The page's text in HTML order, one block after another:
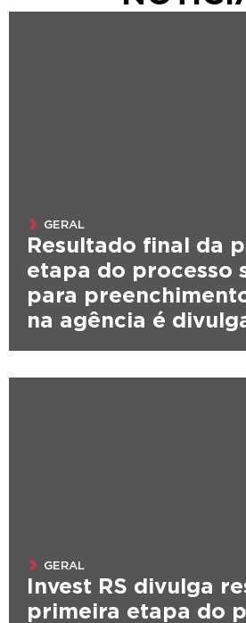
GERAL
Resultado final da
etapa do processo
para
na agência é
GERAL
Invest RS divulga
primeira etapa do